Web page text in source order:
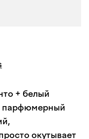
+ белый
парфюмерный
окутывает